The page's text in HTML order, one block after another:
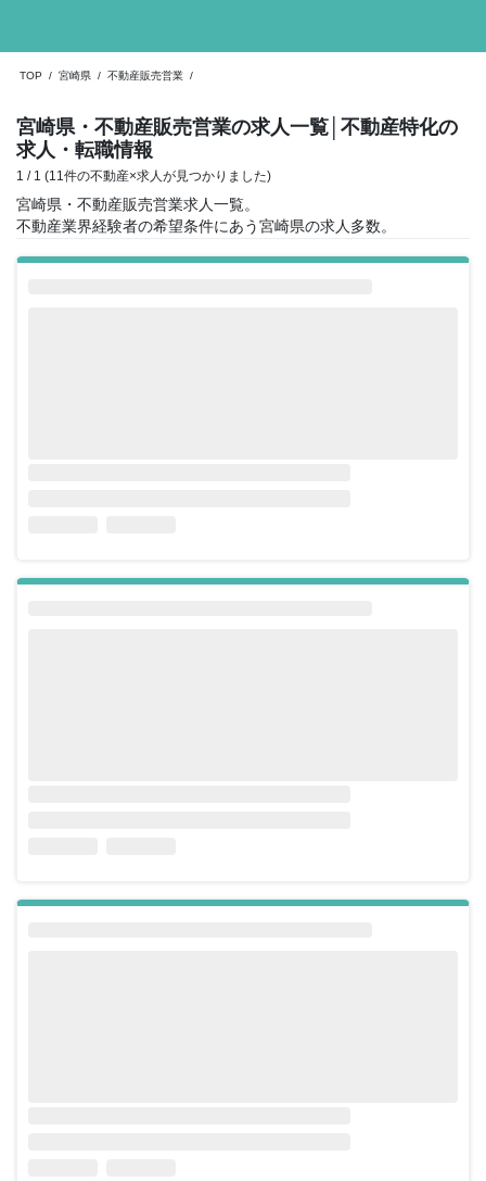
TOP / 宮崎県 / 不動産販売営業 /
宮崎県・不動産販売営業の求人一覧 │不動産特化の
求人・転職情報
1 / 1 (11件の不動産×求人が見つかりました)
宮崎県・不動産販売営業求人一覧。
不動産業界経験者の希望条件にあう宮崎県の求人多数。